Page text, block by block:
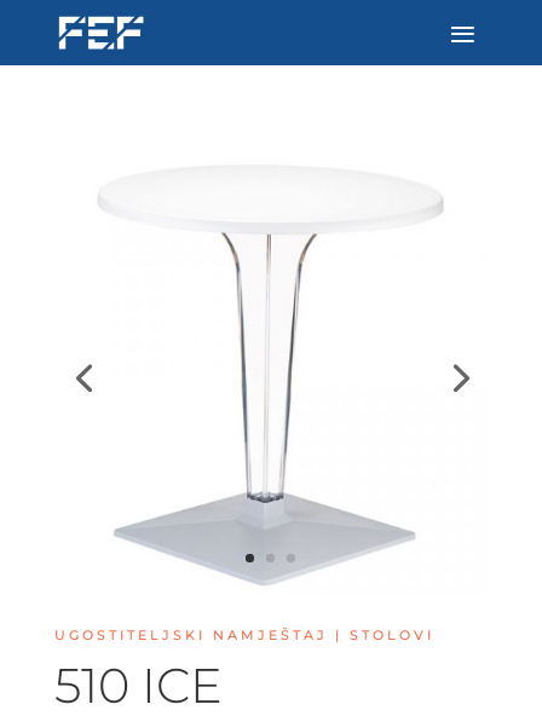
UGOSTITELJSKI NAMJEŠTAJ | STOLOVI
510 ICE